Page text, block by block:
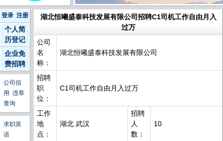
登录 注册
个人简
历登记
企业免
费招聘
公司信
用 违章
查询
求职英
语
湖北恒曦盛泰科技发展有限公司招聘C1司机工作自由月入
过万
公司
名
称：
湖北恒曦盛泰科技发展有限公司
招聘
职
位：
C1司机工作自由月入过万
工作
地
点：
湖北 武汉
招聘
人
数：
10